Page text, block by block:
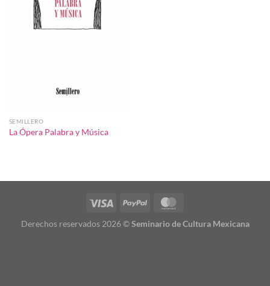
SEMILLERO
La Ópera Palabra y Música
Derechos reservados 2026 ©Seminario de Cultura Mexicana